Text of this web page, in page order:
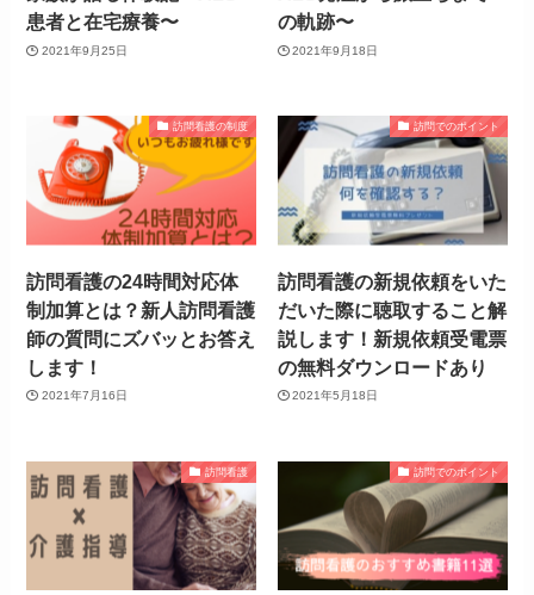
患者と在宅療養〜
2021年9月25日
の軌跡〜
2021年9月18日
訪問看護の制度
訪問看護の24時間対応体
制加算とは？新人訪問看護
師の質問にズバッとお答え
します！
2021年7月16日
訪問でのポイント
訪問看護の新規依頼をいた
だいた際に聴取すること解
説します！新規依頼受電票
の無料ダウンロードあり
2021年5月18日
訪問看護 訪問でのポイント